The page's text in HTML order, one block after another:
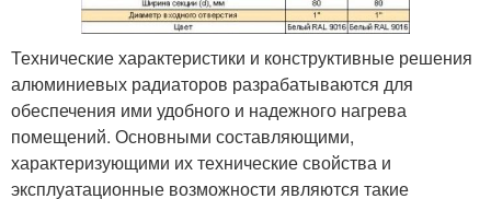
Технические характеристики и конструктивные решения
алюминиевых радиаторов разрабатываются для
обеспечения ими удобного и надежного нагрева
помещений. Основными составляющими,
характеризующими их технические свойства и
эксплуатационные возможности являются такие